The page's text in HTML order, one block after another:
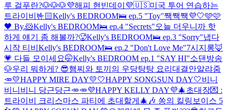
루 걸푸란?🐶🐶🐶💜해피 현빈데이💜🇺🇸미국 투어 연습하는
트라이비🤟🏻Kelly's BEDROOM🛌 ep.5 "Toy"짹짹짹💜🤍🩵🩷
🖤 By.🐹Kelly's BEDROOM🛌 ep.4 "Secrets"오늘 더우니까 핫
하게 얘기 좀 해볼까?🥵Kelly's BEDROOM🛌 ep.3 "Sorry"냅다
시작 티비 Kelly's BEDROOM🛌 ep.2 "Don't Love Me"7시지롱🦊
💗 다들 모이세요🤭Kelly's BEDROOM ep.1 "SAY HI"소댄방송
🐶우리 뭐하게? 😎햄찌와 토끼의 우당탕탕 요리대결안알랴줌
🥕💛HAPPY MIRE DAY💛🤍HAPPY SONGSUN DAY🤍비니
비니비니 당근당근🥕🥕💜HAPPY KELLY DAY💜🎄초대장💌 :
트라이비 크리스마스 파티에 초대할게🎄 🎶 쏭의 킬링보이스 5